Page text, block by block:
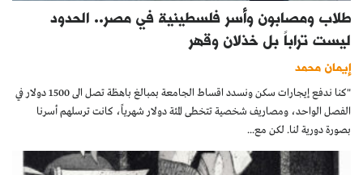
طلاب ومصابون وأسر فلسطينية في مصر.. الحدود
ليست تراباً بل خذلان وقهر
إيمان محمد
"كنا ندفع إيجارات سكن ونسدد اقساط الجامعة بمبالغ باهظة تصل الى 1500 دولار في
الفصل الواحد، ومصاريف شخصية تتخطى المئة دولار شهرياً، كانت ترسلهم أسرنا
بصورة دورية لنا. لكن مع...